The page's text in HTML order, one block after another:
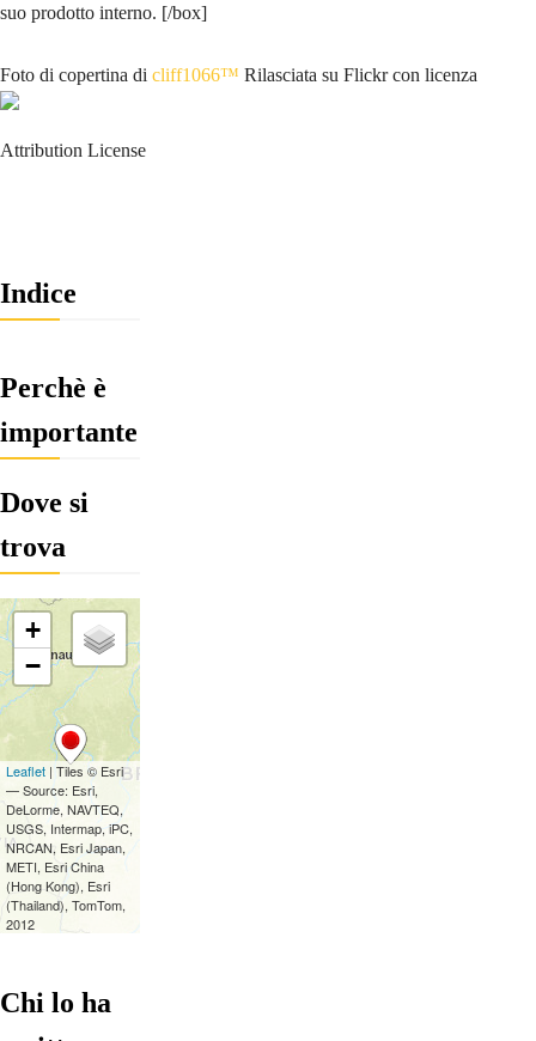
suo prodotto interno. [/box]
Foto di copertina di cliff1066™ Rilasciata su Flickr con licenza
Attribution License
Indice
Perchè è
importante
Dove si
trova
Chi lo ha